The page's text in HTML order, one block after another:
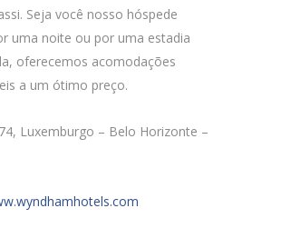
Seja você nosso hóspede
uma noite ou por uma estadia
oferecemos acomodações
a um ótimo preço.
Luxemburgo – Belo Horizonte –